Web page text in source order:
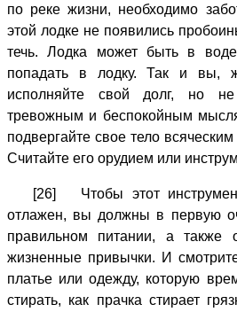
по реке жизни, необходимо
этой лодке не появились
течь. Лодка может быть в
попадать в лодку. Так и вы,
исполняйте свой долг, но не
тревожным и беспокойным
подвергайте свое тело
Считайте его орудием или
[26] Чтобы этот
отлажен, вы должны в первую
правильном питании, а также
жизненные привычки. И
платье или одежду, которую
стирать, как прачка стирает